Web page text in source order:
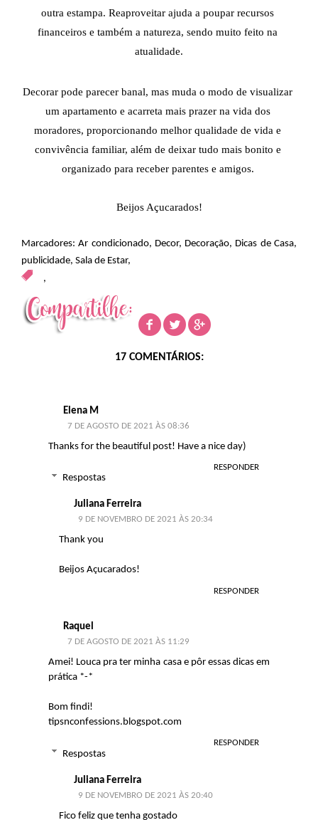
outra estampa. Reaproveitar ajuda a poupar recursos
financeiros e também a natureza, sendo muito feito na
atualidade.
Decorar pode parecer banal, mas muda o modo de visualizar
um apartamento e acarreta mais prazer na vida dos
moradores, proporcionando melhor qualidade de vida e
convivência familiar, além de deixar tudo mais bonito e
organizado para receber parentes e amigos.
Beijos Açucarados!
Marcadores:Ar condicionado, Decor, Decoração, Dicas de Casa,
publicidade, Sala de Estar,
,
17 COMENTÁRIOS:
Elena M
7 DE AGOSTO DE 2021 ÀS 08:36
Thanks for the beautiful post! Have a nice day)
RESPONDER
Respostas
Juliana Ferreira
9 DE NOVEMBRO DE 2021 ÀS 20:34
Thank you
Beijos Açucarados!
RESPONDER
Raquel
7 DE AGOSTO DE 2021 ÀS 11:29
Amei! Louca pra ter minha casa e pôr essas dicas em
prática *-*
Bom findi!
tipsnconfessions.blogspot.com
RESPONDER
Respostas
Juliana Ferreira
9 DE NOVEMBRO DE 2021 ÀS 20:40
Fico feliz que tenha gostado